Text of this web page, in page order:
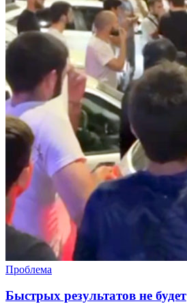
Проблема
Быстрых результатов не будет